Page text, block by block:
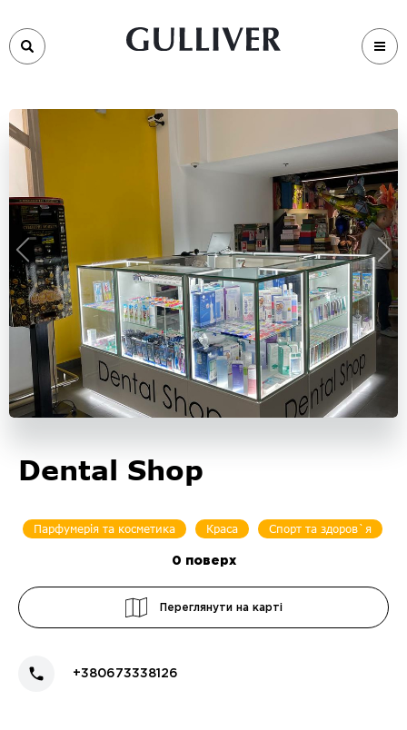
Dental Shop
Парфумерія та косметика Краса Спорт та здоров`я
0 поверх
Переглянути на карті
+380673338126